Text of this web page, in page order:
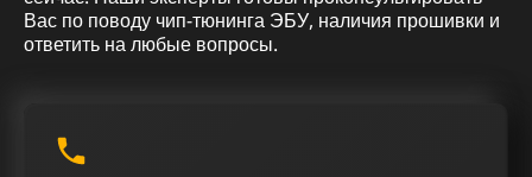
Вас по поводу чип-тюнинга ЭБУ, наличия прошивки и
ответить на любые вопросы.